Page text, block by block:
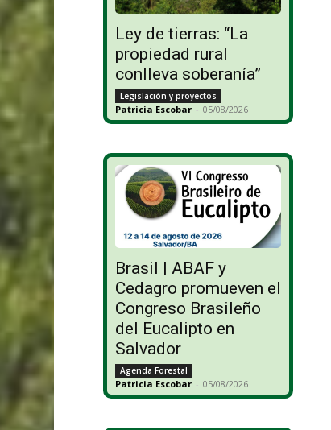
Ley de tierras: “La
propiedad rural
conlleva soberanía”
Legislación y proyectos
Patricia Escobar - 05/08/2026
Brasil | ABAF y
Cedagro promueven el
Congreso Brasileño
del Eucalipto en
Salvador
Agenda Forestal
Patricia Escobar - 05/08/2026